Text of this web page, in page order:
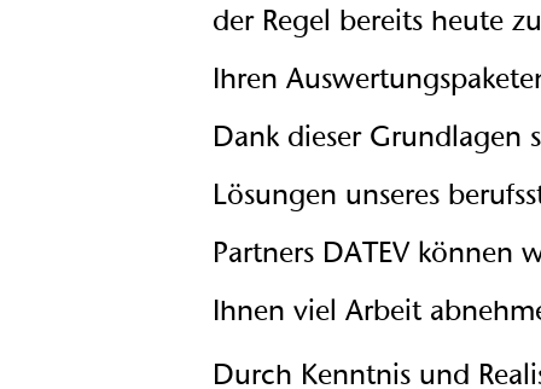
der Regel bereits heute
Ihren
Dank dieser Grundlagen
Lösungen unseres
Partners DATEV können
Ihnen viel Arbeit
Durch Kenntnis und